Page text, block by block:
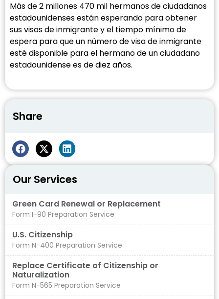
Más de 2 millones 470 mil hermanos de ciudadanos
estadounidenses están esperando para obtener
sus visas de inmigrante y el tiempo mínimo de
espera para que un número de visa de inmigrante
esté disponible para el hermano de un ciudadano
estadounidense es de diez años.
Share
Our Services
Green Card Renewal or Replacement
Form I-90 Preparation Service
U.S. Citizenship
Form N-400 Preparation Service
Replace Certificate of Citizenship or
Naturalization
Form N-565 Preparation Service